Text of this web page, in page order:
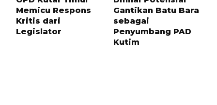
Memicu Respons
Kritis dari
Legislator
Gantikan Batu Bara
sebagai
Penyumbang PAD
Kutim